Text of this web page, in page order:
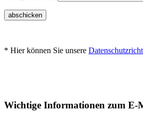
abschicken
* Hier können Sie unsere
Wichtige Informationen zum E-